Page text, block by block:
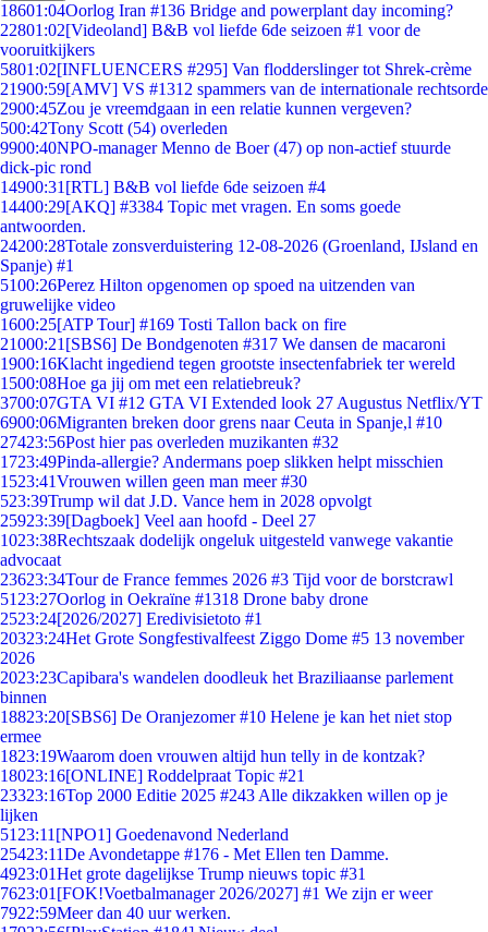
18601:04Oorlog Iran #136 Bridge and powerplant day incoming?
22801:02[Videoland] B&B vol liefde 6de seizoen #1 voor de
vooruitkijkers
5801:02[INFLUENCERS #295] Van flodderslinger tot Shrek-crème
21900:59[AMV] VS #1312 spammers van de internationale rechtsorde
2900:45Zou je vreemdgaan in een relatie kunnen vergeven?
500:42Tony Scott (54) overleden
9900:40NPO-manager Menno de Boer (47) op non-actief stuurde
dick-pic rond
14900:31 [RTL] B&B vol liefde 6de seizoen #4
14400:29[AKQ] #3384 Topic met vragen. En soms goede
antwoorden.
24200:28Totale zonsverduistering 12-08-2026 (Groenland, IJsland en
Spanje) #1
5100:26Perez Hilton opgenomen op spoed na uitzenden van
gruwelijke video
1600:25[ATP Tour] #169 Tosti Tallon back on fire
21000:21 [SBS6] De Bondgenoten #317 We dansen de macaroni
1900:16Klacht ingediend tegen grootste insectenfabriek ter wereld
1500:08Hoe ga jij om met een relatiebreuk?
3700:07GTA VI #12 GTA VI Extended look 27 Augustus Netflix/YT
6900:06Migranten breken door grens naar Ceuta in Spanje,l #10
27423:56Post hier pas overleden muzikanten #32
1723:49Pinda-allergie? Andermans poep slikken helpt misschien
1523:41Vrouwen willen geen man meer #30
523:39Trump wil dat J.D. Vance hem in 2028 opvolgt
25923:39[Dagboek] Veel aan hoofd - Deel 27
1023:38Rechtszaak dodelijk ongeluk uitgesteld vanwege vakantie
advocaat
23623:34Tour de France femmes 2026 #3 Tijd voor de borstcrawl
51 23:27Oorlog in Oekraïne #1318 Drone baby drone
2523:24[2026/2027] Eredivisietoto #1
20323:24Het Grote Songfestivalfeest Ziggo Dome #5 13 november
2026
2023:23Capibara's wandelen doodleuk het Braziliaanse parlement
binnen
18823:20[SBS6] De Oranjezomer #10 Helene je kan het niet stop
ermee
1823:19Waarom doen vrouwen altijd hun telly in de kontzak?
18023:16[ONLINE] Roddelpraat Topic #21
23323:16Top 2000 Editie 2025 #243 Alle dikzakken willen op je
lijken
51 23:11 [NPO1] Goedenavond Nederland
25423:11De Avondetappe #176 - Met Ellen ten Damme.
4923:01Het grote dagelijkse Trump nieuws topic #31
7623:01 [FOK!Voetbalmanager 2026/2027] #1 We zijn er weer
7922:59Meer dan 40 uur werken.